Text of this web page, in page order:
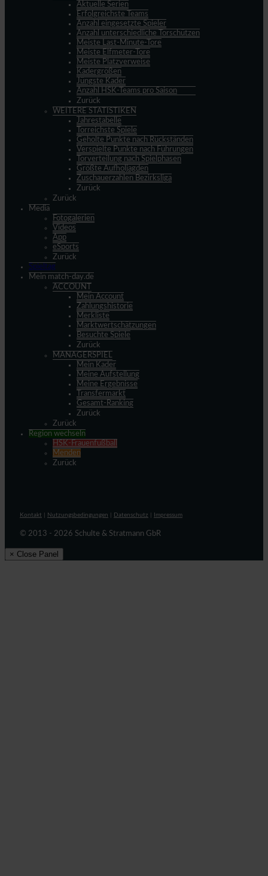
Aktuelle Serien
Erfolgreichste Teams
Anzahl eingesetzte Spieler
Anzahl unterschiedliche Torschützen
Meiste Last-Minute-Tore
Meiste Elfmeter-Tore
Meiste Platzverweise
Kadergrößen
Jüngste Kader
Anzahl HSK-Teams pro Saison
Zurück
WEITERE STATISTIKEN
Jahrestabelle
Torreichste Spiele
Geholte Punkte nach Rückständen
Verspielte Punkte nach Führungen
Torverteilung nach Spielphasen
Größte Aufholjagden
Zuschauerzahlen Bezirksliga
Zurück
Zurück
Media
Fotogalerien
Videos
App
eSports
Zurück
Spieltag
Mein match-day.de
ACCOUNT
Mein Account
Zahlungshistorie
Merkliste
Marktwertschätzungen
Besuchte Spiele
Zurück
MANAGERSPIEL
Mein Kader
Meine Aufstellung
Meine Ergebnisse
Transfermarkt
Gesamt-Ranking
Zurück
Zurück
Region wechseln
HSK-Frauenfußball
Menden
Zurück
Kontakt Nutzungsbedingungen Datenschutz Impressum
© 2013 - 2026 Schulte & Stratmann GbR
× Close Panel